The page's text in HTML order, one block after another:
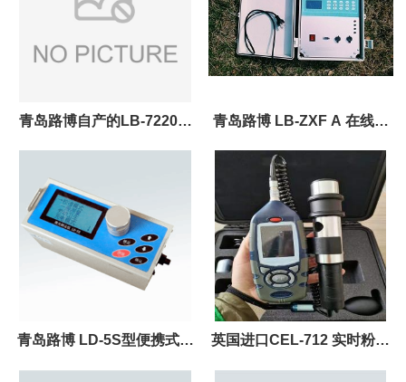
青岛路博自产的LB-7220扬 青岛路博 LB-ZXF A 在线式
粉尘检测仪 能检测测量环境
环境温湿度
青岛路博 LD-5S型便携式激 英国进口CEL-712 实时粉尘